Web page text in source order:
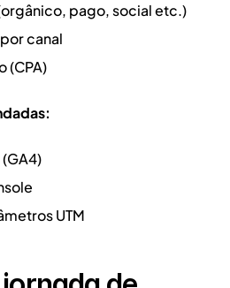
pago, social etc.)
canal
(CPA)
UTM